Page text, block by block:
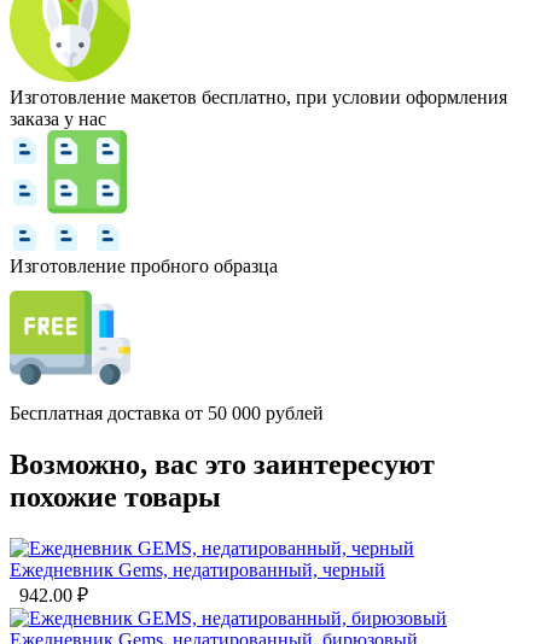
Изготовление макетов бесплатно, при условии оформления
заказа у нас
Изготовление пробного образца
Бесплатная доставка от 50 000 рублей
Возможно, вас это заинтересуют
похожие товары
Ежедневник Gems, недатированный, черный
942.00 ₽
Ежедневник Gems, недатированный, бирюзовый